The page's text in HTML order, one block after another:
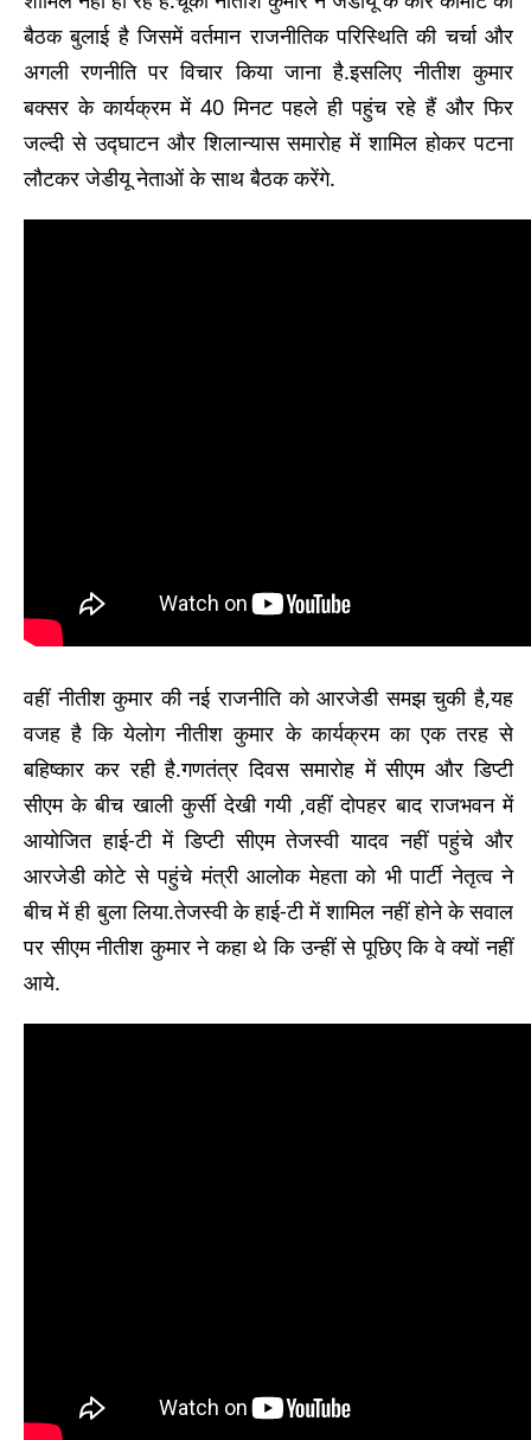
बैठक बुलाई है जिसमें वर्तमान राजनीतिक परिस्थिति की चर्चा और
अगली रणनीति पर विचार किया जाना है.इसलिए नीतीश कुमार
बक्सर के कार्यक्रम में 40 मिनट पहले ही पहुंच रहे हैं और फिर
जल्दी से उद्घाटन और शिलान्यास समारोह में शामिल होकर पटना
लौटकर जेडीयू नेताओं के साथ बैठक करेंगे.
वहीं नीतीश कुमार की नई राजनीति को आरजेडी समझ चुकी है,यह
वजह है कि येलोग नीतीश कुमार के कार्यक्रम का एक तरह से
बहिष्कार कर रही है.गणतंत्र दिवस समारोह में सीएम और डिप्टी
सीएम के बीच खाली कुर्सी देखी गयी ,वहीं दोपहर बाद राजभवन में
आयोजित हाई-टी में डिप्टी सीएम तेजस्वी यादव नहीं पहुंचे और
आरजेडी कोटे से पहुंचे मंत्री आलोक मेहता को भी पार्टी नेतृत्व ने
बीच में ही बुला लिया.तेजस्वी के हाई-टी में शामिल नहीं होने के सवाल
पर सीएम नीतीश कुमार ने कहा थे कि उन्हीं से पूछिए कि वे क्यों नहीं
आये.